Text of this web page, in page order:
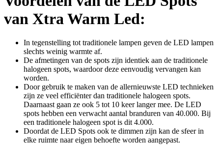
van Xtra Warm Led:
In tegenstelling tot traditionele lampen geven de LED lampen
slechts weinig warmte af.
De afmetingen van de spots zijn identiek aan de traditionele
halogeen spots, waardoor deze eenvoudig vervangen kan
worden.
Door gebruik te maken van de allernieuwste LED technieken
zijn ze veel efficiënter dan traditionele halogeen spots.
Daarnaast gaan ze ook 5 tot 10 keer langer mee. De LED
spots hebben een verwacht aantal branduren van 40.000. Bij
een traditionele halogeen spot is dit 4.000.
Doordat de LED Spots ook te dimmen zijn kan de sfeer in
elke ruimte naar eigen behoefte worden aangepast.